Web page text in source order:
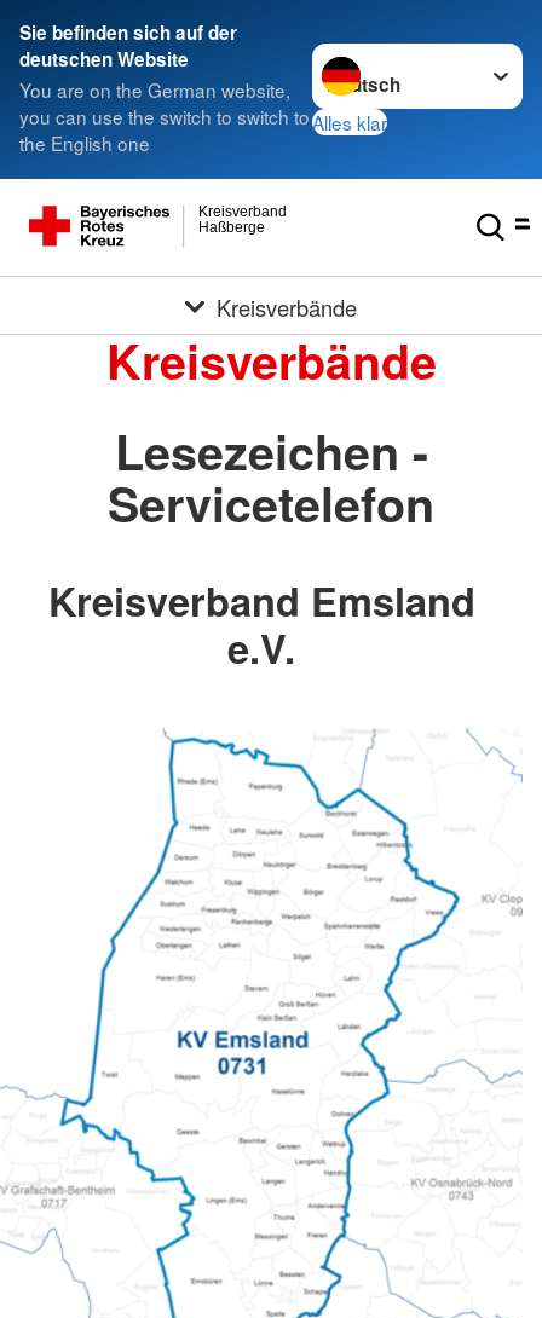
Sie befinden sich auf der
deutschen Website
You are on the German website,
you can use the switch to switch to
the English one
Sprache wechseln zu
Alles klar
Haßberge
Kreisverband
Kreisverbände
Kreisverbände
Lesezeichen -
Servicetelefon
Kreisverband Emsland
e.V.